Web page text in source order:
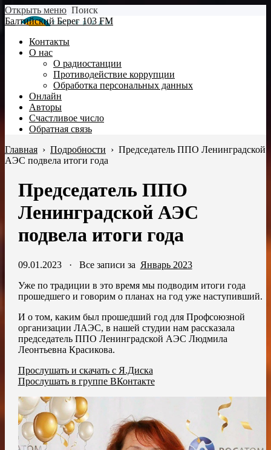
Открыть меню Поиск
Балтийский Берег 103 FM
Контакты
О нас
О радиостанции
Противодействие коррупции
Обработка персональных данных
Онлайн
Авторы
Счастливое число
Обратная связь
Главная › Подробности › Председатель ППО Ленинградской
АЭС подвела итоги года
Председатель ППО
Ленинградской АЭС
подвела итоги года
09.01.2023· Все записи за Январь 2023
Уже по традиции в это время мы подводим итоги года
прошедшего и говорим о планах на год уже наступивший.
И о том, каким был прошедший год для Профсоюзной
организации ЛАЭС, в нашей студии нам рассказала
председатель ППО Ленинградской АЭС Людмила
Леонтьевна Красикова.
Прослушать и скачать с Я.Диска
Прослушать в группе ВКонтакте